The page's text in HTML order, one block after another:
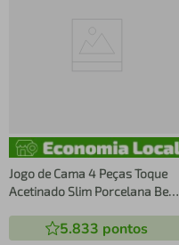
Jogo de Cama 4 Peças Toque
Acetinado Slim Porcelana Bege
5.833 pontos